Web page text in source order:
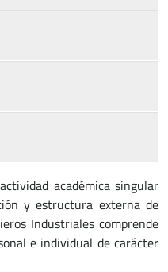
académica singular
y estructura externa de
Industriales comprende
e individual de carácter